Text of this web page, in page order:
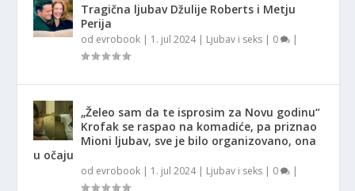
Tragična ljubav Džulije Roberts i Metju
Perija
od evrobook | 1. jul 2024| Ljubav i seks | 0 |
„Želeo sam da te isprosim za Novu godinu“
Krofak se raspao na komadiće, pa priznao
Mioni ljubav, sve je bilo organizovano, ona
u očaju
od evrobook | 1. jul 2024| Ljubav i seks | 0 |